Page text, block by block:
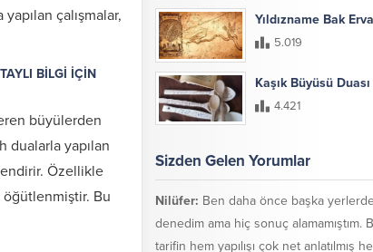
çalışmalar,
BİLGİ İÇİN
büyülerden
dualarla yapılan
Özellikle
öğütlenmiştir. Bu
Yıldızname Bak
5.019
Kaşık Büyüsü
4.421
Sizden Gelen Yorumlar
Nilüfer: Ben daha önce başka
denedim ama hiç sonuç alamamıştım.
tarifin hem yapılışı çok net anlatılmış